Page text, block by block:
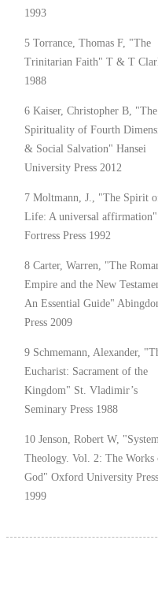
1993
5 Torrance, Thomas F, "The
Trinitarian Faith" T & T
1988
6 Kaiser, Christopher B, "The
Spirituality of Fourth
& Social Salvation" Hansei
University Press 2012
7 Moltmann, J., "The Spirit
Life: A universal affirmation"
Fortress Press 1992
8 Carter, Warren, "The
Empire and the New
An Essential Guide"
Press 2009
9 Schmemann, Alexander,
Eucharist: Sacrament of the
Kingdom" St. Vladimir’s
Seminary Press 1988
10 Jenson, Robert W,
Theology. Vol. 2: The Works
God" Oxford University Press
1999